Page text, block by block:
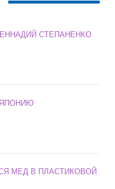
СТЕПАНЕНКО
МЕД В ПЛАСТИКОВОЙ